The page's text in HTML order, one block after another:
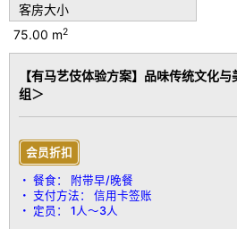
浴室内分别注入了在有马温泉也极为罕见
可在任何时间尽情享受。
房间特色：
金泉＆银泉两种半露天温泉浴池
Sony 42英寸电视
配备迷你吧
免费Wi-Fi
带加湿功能的空气净化器
意大利名牌Ferragamo洗护用品
客房大小
75.00 m2
【有马艺伎体验方案】品味传统文化
组＞
会员折扣
餐食：
附带早/晚餐
支付方法：
信用卡签账
定员：
1人～3人